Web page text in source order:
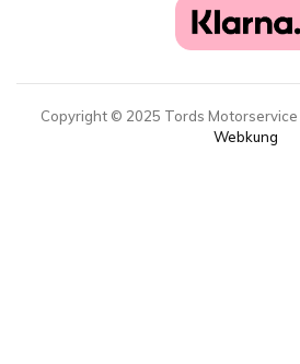
Copyright © 2025 Tords
Webkung